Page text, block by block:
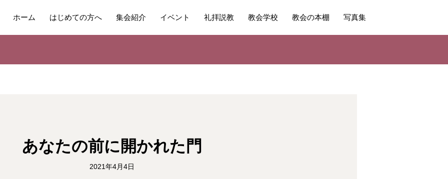
ホーム はじめての方へ 集会紹介 イベント 礼拝説教 教会学校 教会の本棚 写真集
あなたの前に開かれた門
2021年4月4日